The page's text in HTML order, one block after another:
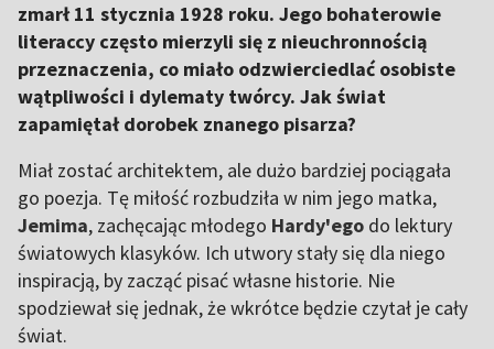
zmarł 11 stycznia 1928 roku. Jego bohaterowie
literaccy często mierzyli się z nieuchronnością
przeznaczenia, co miało odzwierciedlać osobiste
wątpliwości i dylematy twórcy. Jak świat
zapamiętał dorobek znanego pisarza?
Miał zostać architektem, ale dużo bardziej pociągała
go poezja. Tę miłość rozbudziła w nim jego matka,
Jemima, zachęcając młodego Hardy'ego do lektury
światowych klasyków. Ich utwory stały się dla niego
inspiracją, by zacząć pisać własne historie. Nie
spodziewał się jednak, że wkrótce będzie czytał je cały
świat.